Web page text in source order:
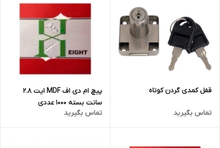
قفل کمدی گردن کوتاه
تماس بگیرید
پیچ ام دی اف MDF ایت 2.8
سانت بسته 1000 عددی
تماس بگیرید